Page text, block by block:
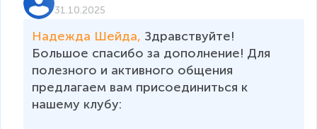
31.10.2025
Надежда Шейда, Здравствуйте!
Большое спасибо за дополнение! Для
полезного и активного общения
предлагаем вам присоединиться к
нашему клубу: